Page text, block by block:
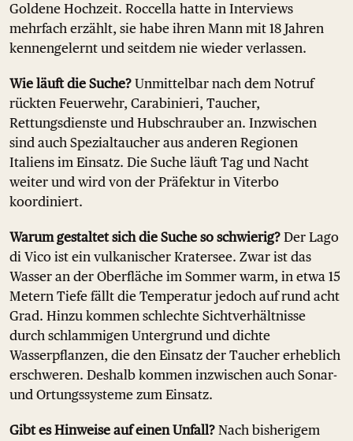
Goldene Hochzeit. Roccella hatte in Interviews
mehrfach erzählt, sie habe ihren Mann mit 18 Jahren
kennengelernt und seitdem nie wieder verlassen.
Wie läuft die Suche? Unmittelbar nach dem Notruf
rückten Feuerwehr, Carabinieri, Taucher,
Rettungsdienste und Hubschrauber an. Inzwischen
sind auch Spezialtaucher aus anderen Regionen
Italiens im Einsatz. Die Suche läuft Tag und Nacht
weiter und wird von der Präfektur in Viterbo
koordiniert.
Warum gestaltet sich die Suche so schwierig? Der Lago
di Vico ist ein vulkanischer Kratersee. Zwar ist das
Wasser an der Oberfläche im Sommer warm, in etwa 15
Metern Tiefe fällt die Temperatur jedoch auf rund acht
Grad. Hinzu kommen schlechte Sichtverhältnisse
durch schlammigen Untergrund und dichte
Wasserpflanzen, die den Einsatz der Taucher erheblich
erschweren. Deshalb kommen inzwischen auch Sonar-
und Ortungssysteme zum Einsatz.
Gibt es Hinweise auf einen Unfall? Nach bisherigem